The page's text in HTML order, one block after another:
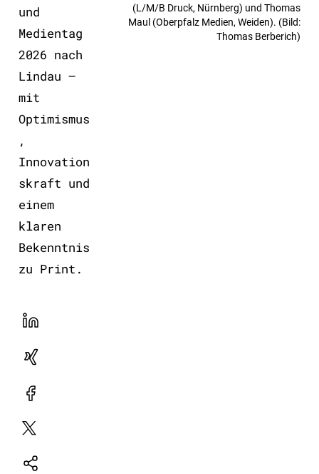
und
Medientag
2026 nach
Lindau –
mit
Optimismus
,
Innovation
skraft und
einem
klaren
Bekenntnis
zu Print.
LinekdIn
Xing
Facebook
Plattform
Natives
(L/M/B Druck, Nürnberg) und Thomas
Maul (Oberpfalz Medien, Weiden). (Bild:
Thomas Berberich)